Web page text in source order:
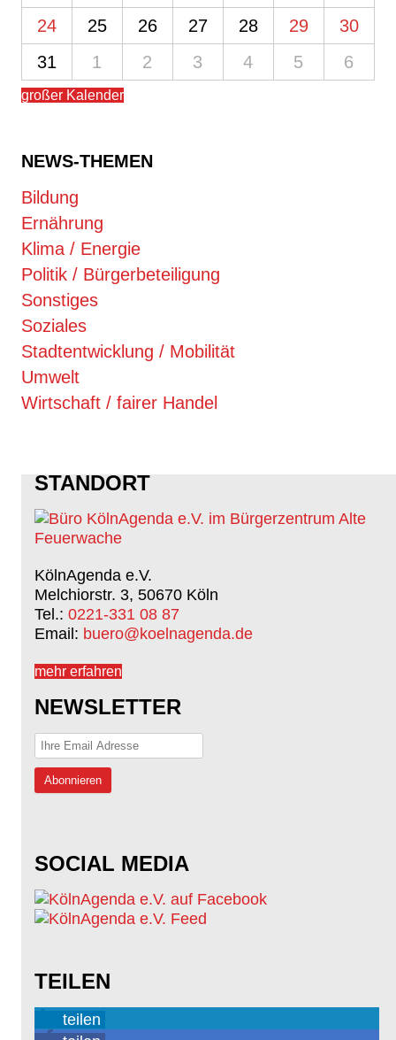
24
25 26 27 28 29
30
31
1 2 3 4 5 6
großer Kalender
NEWS-THEMEN
Bildung
Ernährung
Klima / Energie
Politik / Bürgerbeteiligung
Sonstiges
Soziales
Stadtentwicklung / Mobilität
Umwelt
Wirtschaft / fairer Handel
STANDORT
KölnAgenda e.V.
Melchiorstr. 3, 50670 Köln
Tel.: 0221-331 08 87
Email: buero@koelnagenda.de
mehr erfahren
NEWSLETTER
SOCIAL MEDIA
TEILEN
teilen